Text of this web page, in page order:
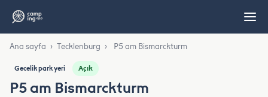
Ana sayfa › Tecklenburg › P5 am Bismarckturm
Gecelik park yeri Açık
P5 am Bismarckturm